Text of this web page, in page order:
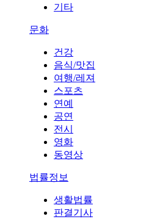
기타
문화
건강
음식/맛집
여행/레져
스포츠
연예
공연
전시
영화
동영상
법률정보
생활법률
판결기사